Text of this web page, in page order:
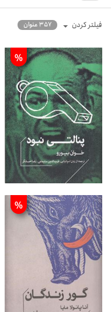
فیلتر کردن 357 عنوان
%
%